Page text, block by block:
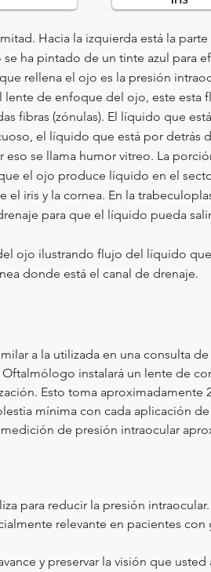
Hacia la izquierda está la
ha pintado de un tinte azul para
rellena el ojo es la presión
lente de enfoque del ojo, este esta
fibras (zónulas). El líquido que
el líquido que está por detrás
se llama humor vitreo. La
el ojo produce líquido en el
iris y la cornea. En la
para que el líquido pueda
ojo ilustrando flujo del líquido
donde está el canal de drenaje.
a la utilizada en una consulta
instalará un lente de
Esto toma aproximadamente
mínima con cada aplicación de
de presión intraocular
para reducir la presión intraocular.
relevante en pacientes con
y preservar la visión que usted